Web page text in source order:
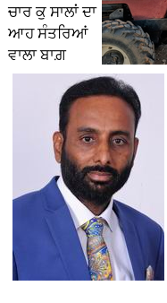
ਚਾਰ ਕੁ ਸਾਲਾਂ ਦਾ
ਆਹ ਸੰਤਰਿਆਂ
ਵਾਲਾ ਬਾਗ਼